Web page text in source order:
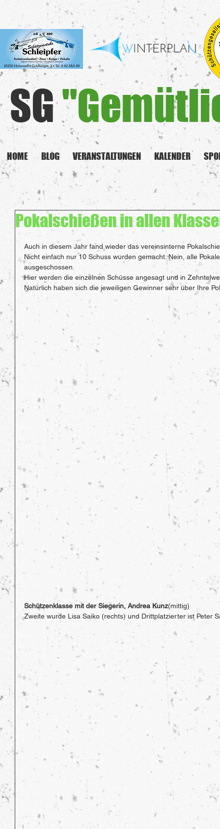
SG
HOME BLOG VERANSTALTUNGEN KALENDER
Pokalschießen in allen
Auch in diesem Jahr fand wieder das vereinsinterne
Nicht einfach nur 10 Schuss wurden gemacht. Nein, alle
ausgeschossen.
Hier werden die einzelnen Schüsse angesagt und in
Natürlich haben sich die jeweiligen Gewinner sehr über Ihre
Schützenklasse mit der Siegerin, Andrea Kunz(mittig)
Zweite wurde Lisa Saiko (rechts) und Drittplatzierter ist Peter